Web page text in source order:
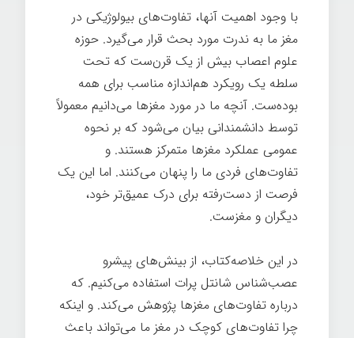
با وجود اهمیت آنها، تفاوت‌های بیولوژیکی در
مغز ما به ندرت مورد بحث قرار می‌گیرد. حوزه
علوم اعصاب بیش از یک قرن‌ست که تحت
سلطه یک رویکرد هم‌اندازه مناسب برای همه
بوده‌ست. آنچه ما در مورد مغزها می‌دانیم معمولاً
توسط دانشمندانی بیان می‌شود که بر نحوه
عمومی عملکرد مغزها متمرکز هستند. و
تفاوت‌های فردی ما را پنهان می‌کنند. اما این یک
فرصت از دست‌رفته برای درک عمیق‌تر خود،
دیگران و مغزست.
در این خلاصه‌کتاب، از بینش‌های پیشرو
عصب‌شناس شانتل پرات استفاده می‌کنیم. که
درباره تفاوت‌های مغزها پژوهش می‌کند. و اینکه
چرا تفاوت‌های کوچک در مغز ما می‌تواند باعث